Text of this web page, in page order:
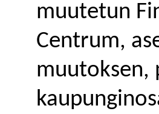
muutetun
Centrum,
muutoksen,